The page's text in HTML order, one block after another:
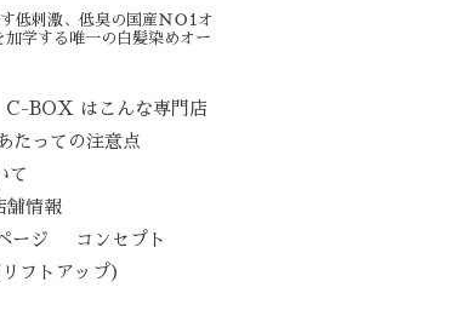
低刺激、低臭の国産ＮＯ1オ
学する唯一の白髪染めオー
C-BOX はこんな専門店
たっての注意点
て
舗情報
ージ
コンセプト
ップ）